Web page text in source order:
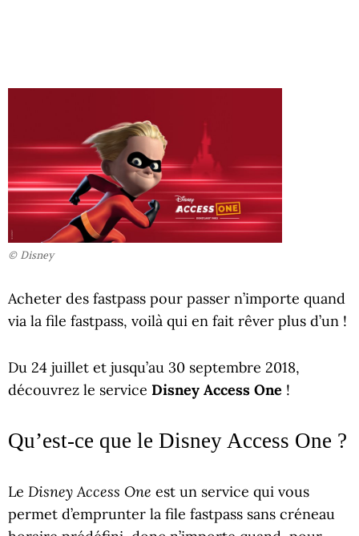
© Disney
Acheter des fastpass pour passer n’importe quand
via la file fastpass, voilà qui en fait rêver plus d’un !
Du 24 juillet et jusqu’au 30 septembre 2018,
découvrez le service Disney Access One !
Qu’est-ce que le Disney Access One ?
Le Disney Access One est un service qui vous
permet d’emprunter la file fastpass sans créneau